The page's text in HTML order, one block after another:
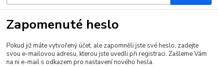
Zapomenuté heslo
Pokud již máte vytvořený účet, ale zapomněli jste své heslo, zadejte
svou e-mailovou adresu, kterou jste uvedli při registraci. Zašleme Vám
na ni e-mail s odkazem pro nastavení nového hesla.